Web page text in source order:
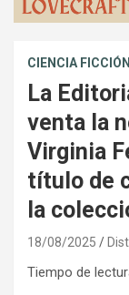
CIENCIA FICCIÓN
La
venta la
Virginia
título de
la
18/08/2025
Tiempo de